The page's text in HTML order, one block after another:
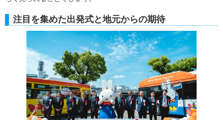
注目を集めた出発式と地元からの期待